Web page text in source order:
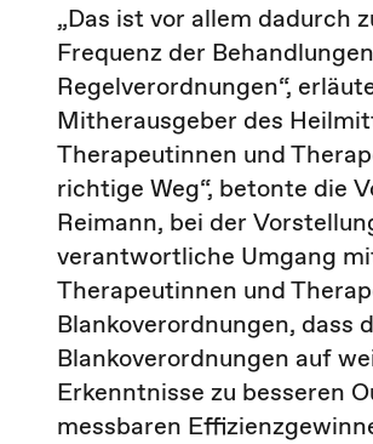
„Das ist vor allem dadurch
Frequenz der
Regelverordnungen“,
Mitherausgeber des
Therapeutinnen und
richtige Weg“, betonte die
Reimann, bei der
verantwortliche Umgang
Therapeutinnen und
Blankoverordnungen, dass
Blankoverordnungen auf
Erkenntnisse zu besseren
messbaren